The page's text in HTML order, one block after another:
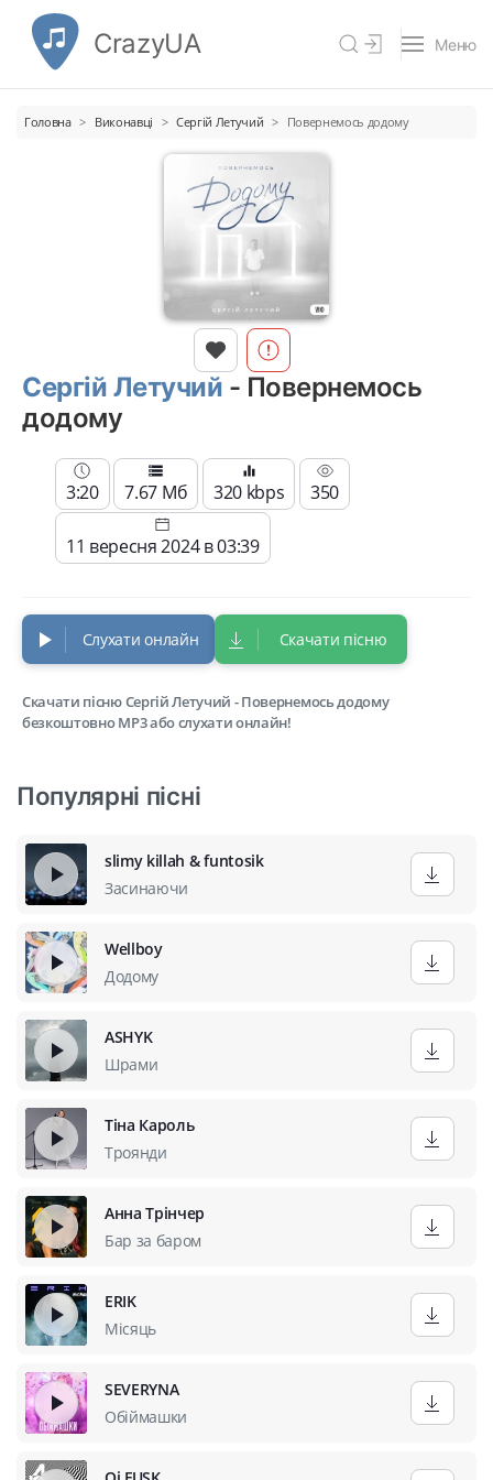
CrazyUA Меню
Головна Виконавці Сергій Летучий Повернемось додому
Сергій Летучий - Повернемось
додому
3:20 7.67 Мб 320 kbps 350
11 вересня 2024 в 03:39
Слухати онлайн Скачати пісню
Скачати пісню Сергій Летучий - Повернемось додому
безкоштовно MP3 або слухати онлайн!
Популярні пісні
slimy killah & funtosik
Засинаючи
Wellboy
Додому
ASHYK
Шрами
Тіна Кароль
Троянди
Анна Трінчер
Бар за баром
ERIK
Місяць
SEVERYNA
Обіймашки